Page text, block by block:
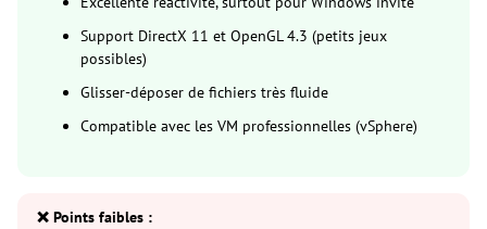
Support DirectX 11 et OpenGL 4.3 (petits jeux
possibles)
Glisser-déposer de fichiers très fluide
Compatible avec les VM professionnelles (vSphere)
❌ Points faibles :